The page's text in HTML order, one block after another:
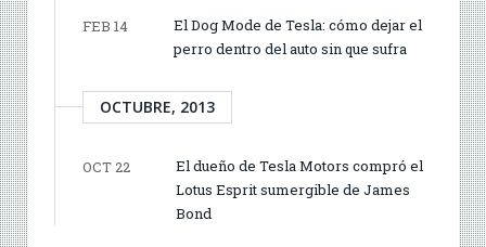
FEB 14
El Dog Mode de Tesla: cómo dejar el
perro dentro del auto sin que sufra
OCTUBRE, 2013
OCT 22
El dueño de Tesla Motors compró el
Lotus Esprit sumergible de James
Bond